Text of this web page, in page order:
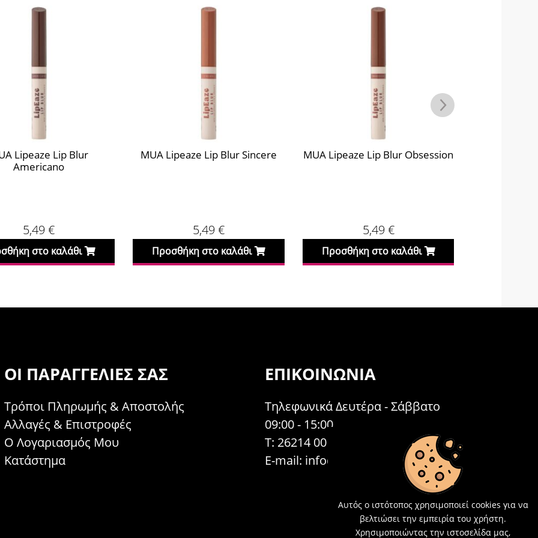
Lipeaze Lip Blur
Americano
5,49€
στο καλάθι
MUA Lipeaze Lip Blur Sincere
5,49 €
Προσθήκη στο καλάθι
MUA Lipeaze Lip Blur Obsession
5,49 €
Προσθήκη στο καλάθι
ΟΙ ΠΑΡΑΓΓΕΛΊΕΣ ΣΑΣ
Τρόποι Πληρωμής & Αποστολής
Αλλαγές & Επιστροφές
Ο Λογαριασμός Μου
Κατάστημα
ΕΠΙΚΟΙΝΩΝΊΑ
Τηλεφωνικά Δευτέρα - Σάββατο
09:00 - 15:00
Τ: 26214 00104
E-mail: info@acosmetics.gr
Αυτός ο ιστότοπος χρησιμοποιεί cookies για να
βελτιώσει την εμπειρία του χρήστη.
Χρησιμοποιώντας την ιστοσελίδα μας,